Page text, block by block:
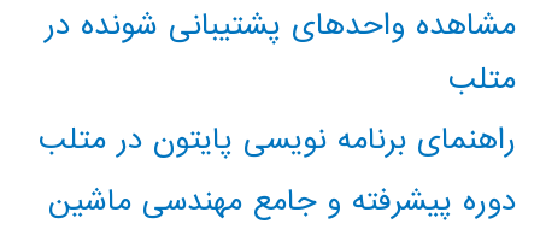
مشاهده واحدهای پشتیبانی شونده در
متلب
راهنمای برنامه نویسی پایتون در متلب
دوره پیشرفته و جامع مهندسی ماشین